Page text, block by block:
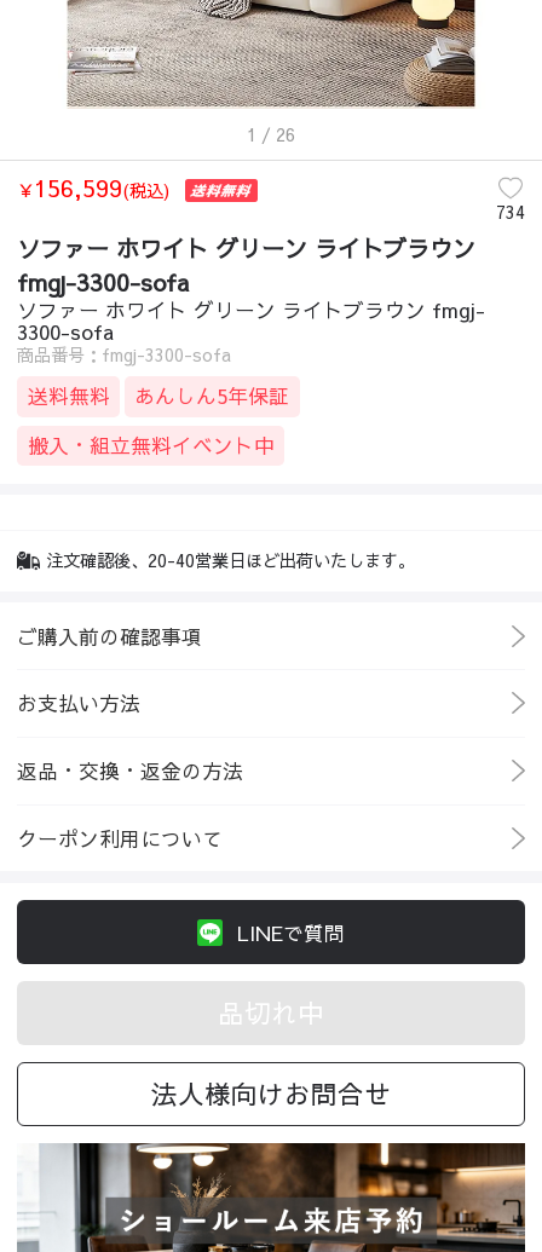
1 / 26
￥156,599(税込)
734
ソファー ホワイト グリーン ライトブラウン
fmgj-3300-sofa
ソファー ホワイト グリーン ライトブラウン fmgj-
3300-sofa
商品番号：fmgj-3300-sofa
送料無料
あんしん5年保証
搬入・組立無料イベント中
注文確認後、20-40営業日ほど出荷いたします。
ご購入前の確認事項
お支払い方法
返品・交換・返金の方法
クーポン利用について
LINEで質問
品切れ中
法人様向けお問合せ